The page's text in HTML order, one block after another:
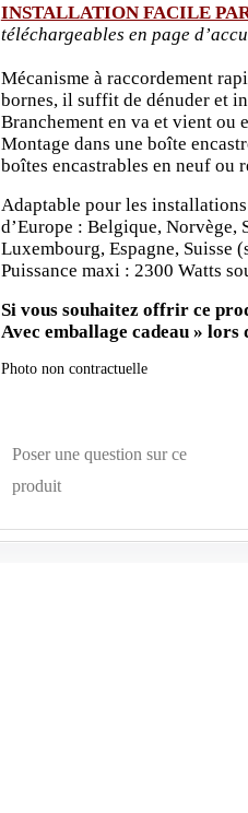
INSTALLATION FACILE
téléchargeables en page
Mécanisme à raccordement
bornes, il suffit de dénuder et
Branchement en va et vient ou
Montage dans une boîte
boîtes encastrables en neuf ou
Adaptable pour les
d’Europe : Belgique, Norvège,
Luxembourg, Espagne, Suisse
Puissance maxi : 2300 Watts
Si vous souhaitez offrir ce
Avec emballage cadeau » lors
Photo non contractuelle
Poser une question sur ce
produit